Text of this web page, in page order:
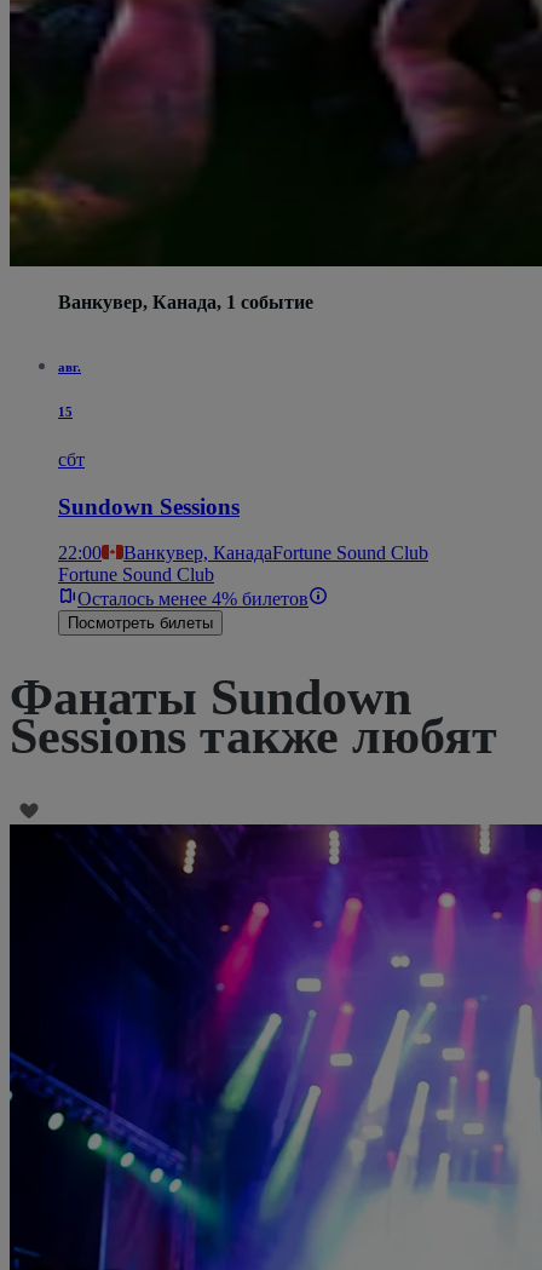
Ванкувер, Канада, 1 событие
авг.
15
сбт
Sundown Sessions
22:00 Ванкувер, КанадаFortune Sound Club
Fortune Sound Club
Осталось менее 4% билетов
Посмотреть билеты
Фанаты Sundown
Sessions также любят